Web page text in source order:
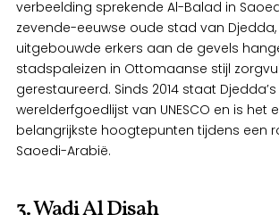
verbeelding sprekende Al-Balad in
zevende-eeuwse oude stad van
uitgebouwde erkers aan de gevels
stadspaleizen in Ottomaanse stijl
gerestaureerd. Sinds 2014 staat Djedda’s
werelderfgoedlijst van UNESCO en is het
belangrijkste hoogtepunten tijdens een
Saoedi-Arabië.